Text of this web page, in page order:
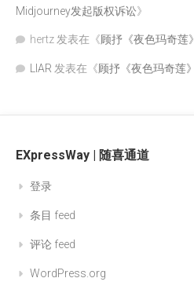
Midjourney发起版权诉讼》
hertz 发表在《顾抒《夜色玛奇莲》
LIAR 发表在《顾抒《夜色玛奇莲》
EXpressWay | 随喜通道
登录
条目 feed
评论 feed
WordPress.org